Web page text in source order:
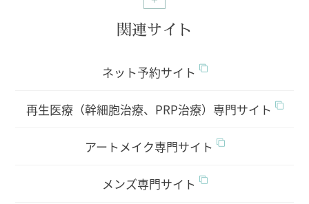
関連サイト
ネット予約サイト
再生医療（幹細胞治療、PRP治療）専門サイト
アートメイク専門サイト
メンズ専門サイト